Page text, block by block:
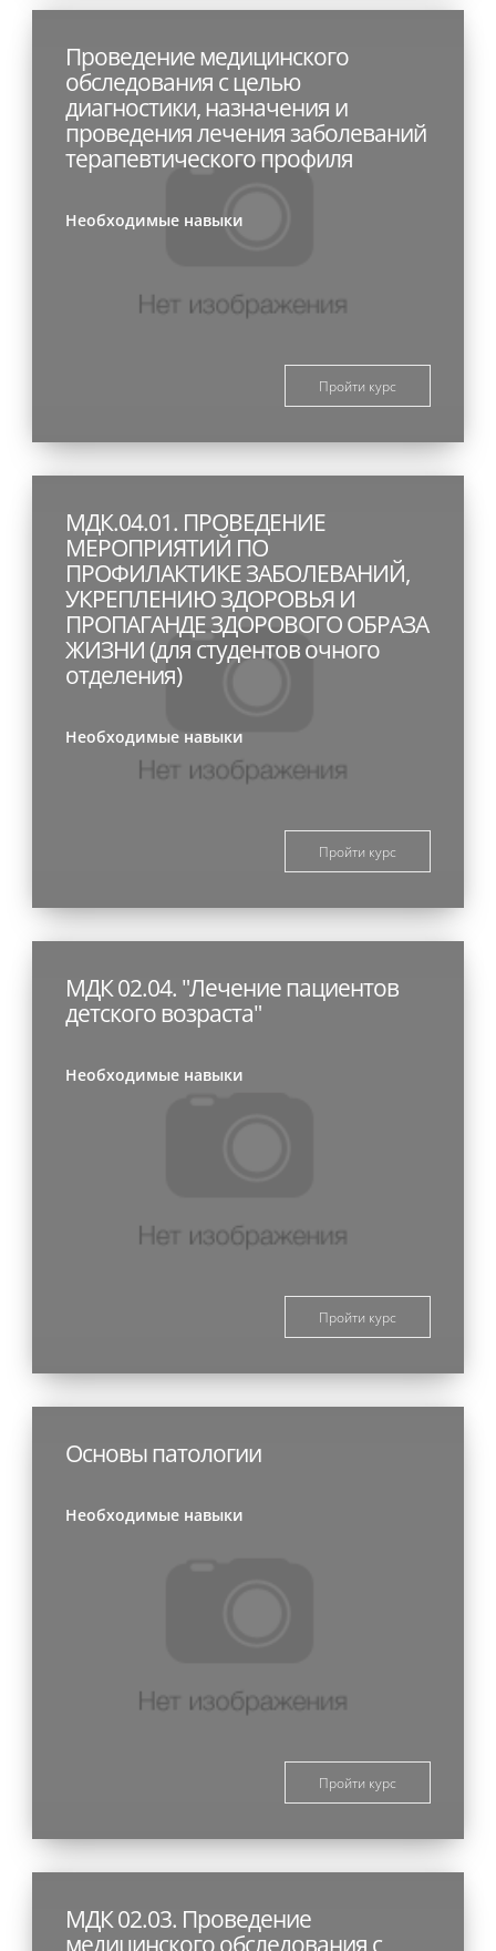
Проведение медицинского
обследования с целью
диагностики, назначения и
проведения лечения заболеваний
терапевтического профиля
Необходимые навыки
Пройти курс
МДК.04.01. ПРОВЕДЕНИЕ
МЕРОПРИЯТИЙ ПО
ПРОФИЛАКТИКЕ ЗАБОЛЕВАНИЙ,
УКРЕПЛЕНИЮ ЗДОРОВЬЯ И
ПРОПАГАНДЕ ЗДОРОВОГО ОБРАЗА
ЖИЗНИ (для студентов очного
отделения)
Необходимые навыки
Пройти курс
МДК 02.04. "Лечение пациентов
детского возраста"
Необходимые навыки
Пройти курс
Основы патологии
Необходимые навыки
Пройти курс
МДК 02.03. Проведение
медицинского обследования с